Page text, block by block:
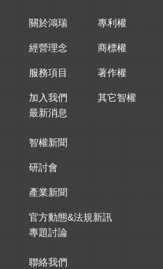
關於鴻瑞
經營理念
服務項目
加入我們
專利權
商標權
著作權
其它智權
最新消息
智權新聞
研討會
產業新聞
官方動態&法規新訊
專題討論
聯絡我們